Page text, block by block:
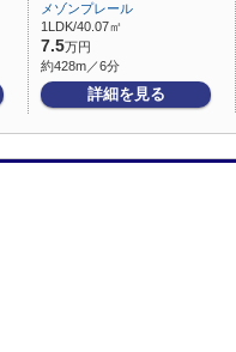
メゾンプレール
1LDK/40.07㎡
7.5万円
約428m／6分
詳細を見る